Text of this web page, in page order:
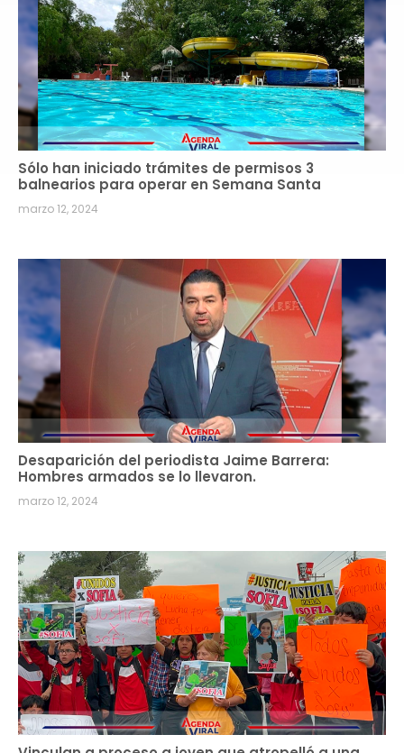
Sólo han iniciado trámites de permisos 3
balnearios para operar en Semana Santa
marzo 12, 2024
Desaparición del periodista Jaime Barrera:
Hombres armados se lo llevaron.
marzo 12, 2024